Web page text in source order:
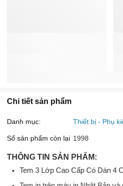
Chi tiết sản phẩm
Danh mục: Thiết bị - Phụ
Số sản phẩm còn lại 1998
THÔNG TIN SẢN PHẨM:
Tem 3 Lớp Cao Cấp Có Dán 4